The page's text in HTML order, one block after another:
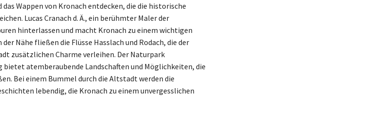
Wappen von Kronach entdecken, die die historische
Lucas Cranach d. Ä., ein berühmter Maler der
hinterlassen und macht Kronach zu einem wichtigen
Nähe fließen die Flüsse Hasslach und Rodach, die der
zusätzlichen Charme verleihen. Der Naturpark
bietet atemberaubende Landschaften und Möglichkeiten, die
Bei einem Bummel durch die Altstadt werden die
lebendig, die Kronach zu einem unvergesslichen